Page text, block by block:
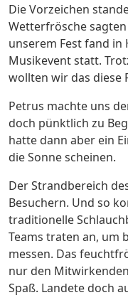
Die Vorzeichen
Wetterfrösche
unserem Fest fand
Musikevent statt.
wollten wir das diese
Petrus machte uns
doch pünktlich zu
hatte dann aber ein
die Sonne scheinen.
Der Strandbereich
Besuchern. Und so
traditionelle
Teams traten an, um
messen. Das
nur den
Spaß. Landete doch